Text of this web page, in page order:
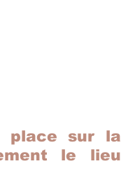
place sur la